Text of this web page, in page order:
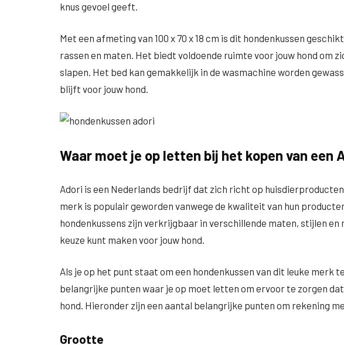
knus gevoel geeft.
Met een afmeting van 100 x 70 x 18 cm is dit hondenkussen
rassen en maten. Het biedt voldoende ruimte voor jouw hond om
slapen. Het bed kan gemakkelijk in de wasmachine worden
blijft voor jouw hond.
Waar moet je op letten bij het kopen van een
Adori is een Nederlands bedrijf dat zich richt op
merk is populair geworden vanwege de kwaliteit van hun
hondenkussens zijn verkrijgbaar in verschillende maten, stijlen
keuze kunt maken voor jouw hond.
Als je op het punt staat om een hondenkussen van dit leuke merk
belangrijke punten waar je op moet letten om ervoor te zorgen
hond. Hieronder zijn een aantal belangrijke punten om rekening
Grootte